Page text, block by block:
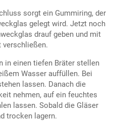
sorgt ein Gummiring, der
gelegt wird. Jetzt noch
drauf geben und mit
in einen tiefen Bräter stellen
Wasser auffüllen. Bei
lassen. Danach die
nehmen, auf ein feuchtes
lassen. Sobald die Gläser
trocken lagern.